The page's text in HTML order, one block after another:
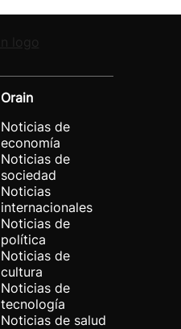
Orain
Noticias de
economía
Noticias de
sociedad
Noticias
internacionales
Noticias de
política
Noticias de
cultura
Noticias de
tecnología
Noticias de salud